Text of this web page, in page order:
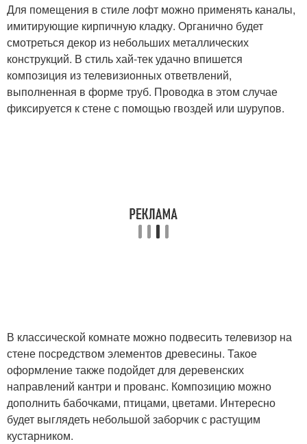
Для помещения в стиле лофт можно применять каналы,
имитирующие кирпичную кладку. Органично будет
смотреться декор из небольших металлических
конструкций. В стиль хай-тек удачно впишется
композиция из телевизионных ответвлений,
выполненная в форме труб. Проводка в этом случае
фиксируется к стене с помощью гвоздей или шурупов.
В классической комнате можно подвесить телевизор на
стене посредством элементов древесины. Такое
оформление также подойдет для деревенских
направлений кантри и прованс. Композицию можно
дополнить бабочками, птицами, цветами. Интересно
будет выглядеть небольшой заборчик с растущим
кустарником.